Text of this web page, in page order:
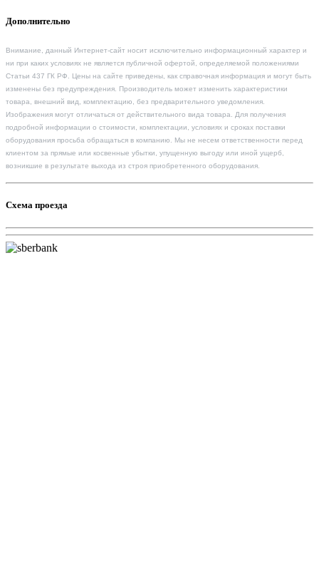
Дополнительно
Внимание, данный Интернет-сайт носит исключительно информационный характер и
ни при каких условиях не является публичной офертой, определяемой положениями
Статьи 437 ГК РФ. Цены на сайте приведены, как справочная информация и могут быть
изменены без предупреждения. Производитель может изменить характеристики
товара, внешний вид, комплектацию, без предварительного уведомления.
Изображения могут отличаться от действительного вида товара. Для получения
подробной информации о стоимости, комплектации, условиях и сроках поставки
оборудования просьба обращаться в компанию. Мы не несем ответственности перед
клиентом за прямые или косвенные убытки, упущенную выгоду или иной ущерб,
возникшие в результате выхода из строя приобретенного оборудования.
Схема проезда